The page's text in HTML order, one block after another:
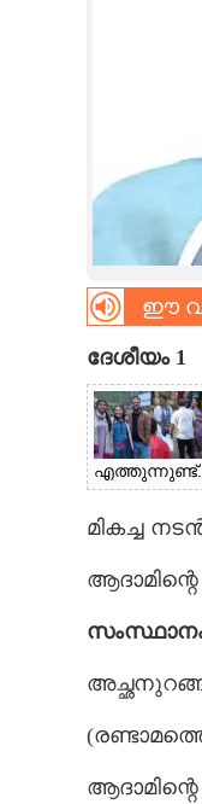
CARTOONS
CONTACT US
ഈ
ദേശീയം 1
മികച്ച